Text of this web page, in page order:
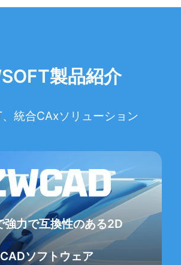
製品紹介
統合CAxソリューション
強力で互換性のある2D
CADソフトウェア